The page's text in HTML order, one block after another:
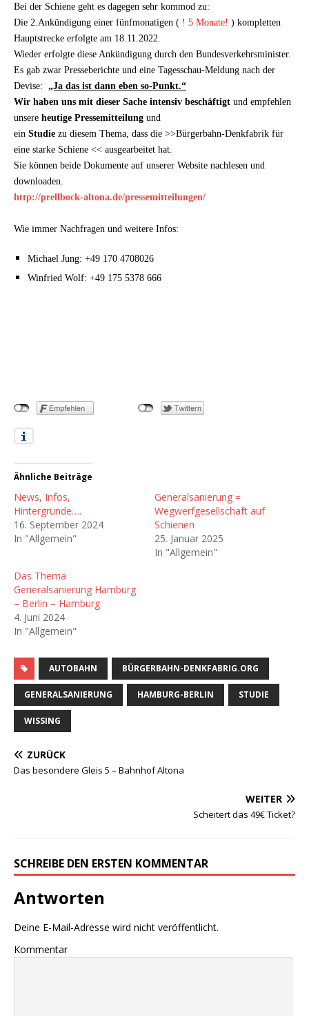
Bei der Schiene geht es dagegen sehr kommod zu:
Die 2.Ankündigung einer fünfmonatigen ( ! 5 Monate! ) kompletten
Hauptstrecke erfolgte am 18.11.2022.
Wieder erfolgte diese Ankündigung durch den Bundesverkehrsminister.
Es gab zwar Presseberichte und eine Tagesschau-Meldung nach der
Devise: „Ja das ist dann eben so-Punkt.“
Wir haben uns mit dieser Sache intensiv beschäftigt und empfehlen
unsere heutige Pressemitteilung und
ein Studie zu diesem Thema, dass die >>Bürgerbahn-Denkfabrik für
eine starke Schiene << ausgearbeitet hat.
Sie können beide Dokumente auf unserer Website nachlesen und
downloaden.
http://prellbock-altona.de/pressemitteilungen/
Wie immer Nachfragen und weitere Infos:
Michael Jung: +49 170 4708026
Winfried Wolf: +49 175 5378 666
Ähnliche Beiträge
News, Infos,
Hintergründe….
16. September 2024
In "Allgemein"
Generalsanierung =
Wegwerfgesellschaft auf
Schienen
25. Januar 2025
In "Allgemein"
Das Thema
Generalsanierung Hamburg
– Berlin – Hamburg
4. Juni 2024
In "Allgemein"
AUTOBAHN BÜRGERBAHN-DENKFABRIG.ORG
GENERALSANIERUNG HAMBURG-BERLIN STUDIE
WISSING
ZURÜCK
Das besondere Gleis 5 – Bahnhof Altona
WEITER
Scheitert das 49€ Ticket?
SCHREIBE DEN ERSTEN KOMMENTAR
Antworten
Deine E-Mail-Adresse wird nicht veröffentlicht.
Kommentar